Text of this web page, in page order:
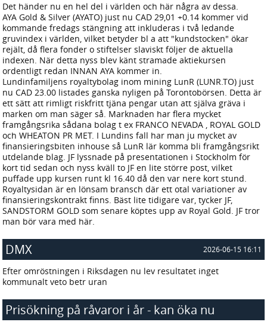
Det händer nu en hel del i världen och här några av dessa.
AYA Gold & Silver (AYATO) just nu CAD 29,01 +0.14 kommer vid
kommande fredags stängning att inkluderas i två ledande
gruvindex i världen, vilket betyder bl a att "kundstocken" ökar
rejält, då flera fonder o stiftelser slaviskt följer de aktuella
indexen. När detta nyss blev känt stramade aktiekursen
ordentligt redan INNAN AYA kommer in.
Lundinfamiljens royaltybolag inom mining LunR (LUNR.TO) just
nu CAD 23.00 listades ganska nyligen på Torontobörsen. Detta är
ett sätt att rimligt riskfritt tjäna pengar utan att själva gräva i
marken om man säger så. Marknaden har flera mycket
framgångsrika sådana bolag t ex FRANCO NEVADA , ROYAL GOLD
och WHEATON PR MET. I Lundins fall har man ju mycket av
finansieringsbiten inhouse så LunR lär komma bli framgångsrikt
utdelande blag. JF lyssnade på presentationen i Stockholm för
kort tid sedan och nyss kväll to JF en lite större post, vilket
puffade upp kursen runt kl 16.40 då den var nere kort stund.
Royaltysidan är en lönsam bransch där ett otal variationer av
finansieringskontrakt finns. Bäst lite tidigare var, tycker JF,
SANDSTORM GOLD som senare köptes upp av Royal Gold. JF tror
man bör vara med här.
DMX 2026-06-15 16:11
Efter omröstningen i Riksdagen nu lev resultatet inget
kommunalt veto betr uran
Prisökning på råvaror i år - kan öka nu